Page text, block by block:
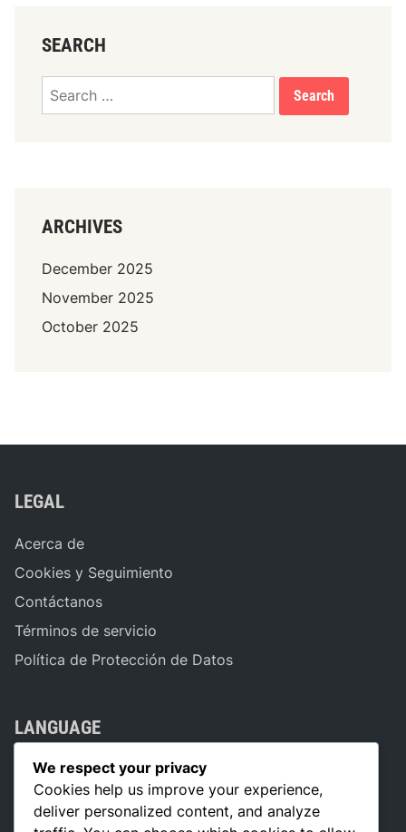
SEARCH
Search
ARCHIVES
December 2025
November 2025
October 2025
LEGAL
Acerca de
Cookies y Seguimiento
Contáctanos
Términos de servicio
Política de Protección de Datos
LANGUAGE
Spanish▾
We respect your privacy
Cookies help us improve your experience,
deliver personalized content, and analyze